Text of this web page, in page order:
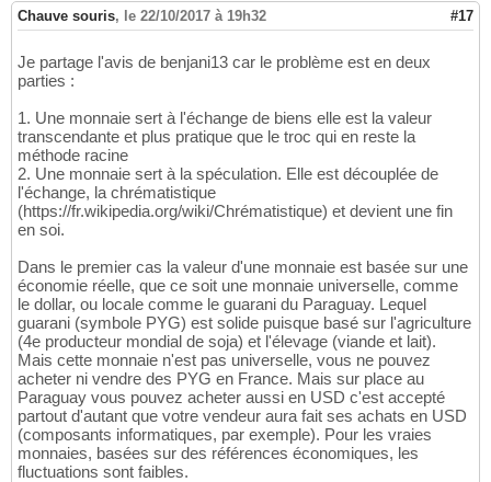
Chauve souris, le 22/10/2017 à 19h32 #17
Je partage l'avis de benjani13 car le problème est en deux
parties :
1. Une monnaie sert à l'échange de biens elle est la valeur
transcendante et plus pratique que le troc qui en reste la
méthode racine
2. Une monnaie sert à la spéculation. Elle est découplée de
l'échange, la chrématistique
(https://fr.wikipedia.org/wiki/Chrématistique) et devient une fin
en soi.
Dans le premier cas la valeur d'une monnaie est basée sur une
économie réelle, que ce soit une monnaie universelle, comme
le dollar, ou locale comme le guarani du Paraguay. Lequel
guarani (symbole PYG) est solide puisque basé sur l'agriculture
(4e producteur mondial de soja) et l'élevage (viande et lait).
Mais cette monnaie n'est pas universelle, vous ne pouvez
acheter ni vendre des PYG en France. Mais sur place au
Paraguay vous pouvez acheter aussi en USD c'est accepté
partout d'autant que votre vendeur aura fait ses achats en USD
(composants informatiques, par exemple). Pour les vraies
monnaies, basées sur des références économiques, les
fluctuations sont faibles.